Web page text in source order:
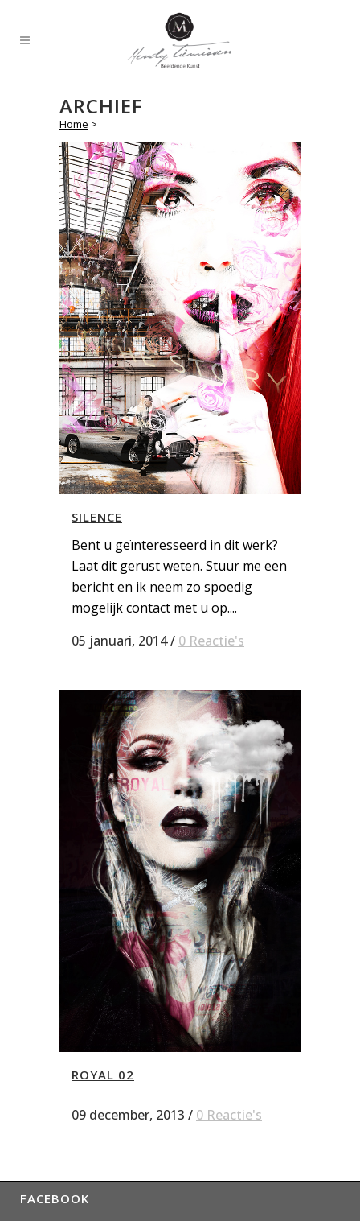
ARCHIEF
Home >
SILENCE
Bent u geïnteresseerd in dit werk?
Laat dit gerust weten. Stuur me een
bericht en ik neem zo spoedig
mogelijk contact met u op....
05 januari, 2014/ 0 Reactie's
ROYAL 02
09 december, 2013 / 0 Reactie's
FACEBOOK